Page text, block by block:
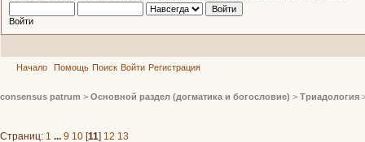
Войти
Начало Помощь Поиск Войти Регистрация
consensus patrum > Основной раздел (догматика и богословие) > Триадология
Страниц: 1 ... 9 10 [11] 12 13